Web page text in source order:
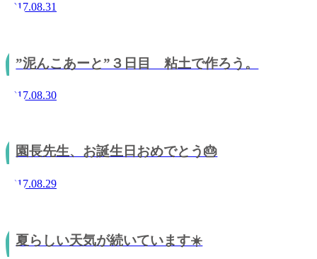
2017.08.31
”泥んこあーと”３日目 粘土で作ろう。
2017.08.30
園長先生、お誕生日おめでとう🎂
2017.08.29
夏らしい天気が続いています☀️